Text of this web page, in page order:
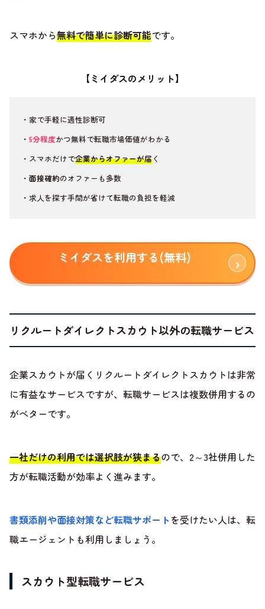
スマホから無料で簡単に診断可能です。
【ミイダスのメリット】
・家で手軽に適性診断可
・ 5分程度かつ無料で転職市場価値がわかる
・スマホだけで企業からオファーが届く
・ 面接確約のオファーも多数
・求人を探す手間が省けて転職の負担を軽減
ミイダスを利用する(無料)
リクルートダイレクトスカウト以外の転職サービス
企業スカウトが届くリクルートダイレクトスカウトは非常
に有益なサービスですが、転職サービスは複数併用するの
がベターです。
一社だけの利用では選択肢が狭まるので、2～3社併用した
方が転職活動が効率よく進みます。
書類添削や面接対策など転職サポートを受けたい人は、転
職エージェントも利用しましょう。
スカウト型転職サービス